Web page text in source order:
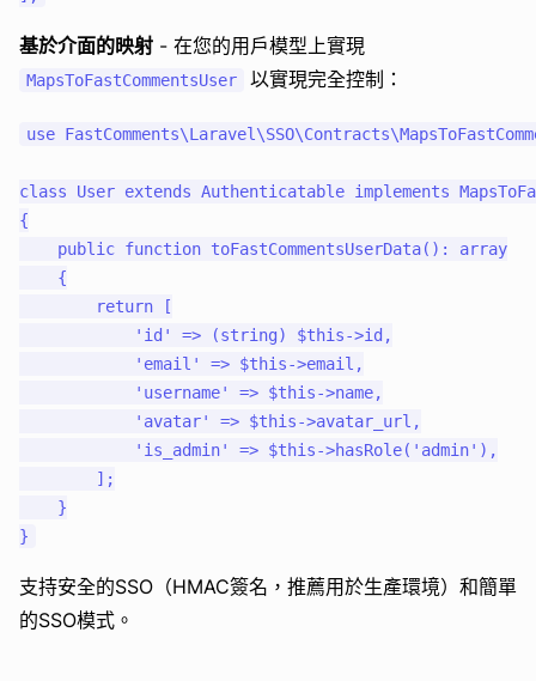
基於介面的映射 - 在您的用戶模型上實現
MapsToFastCommentsUser 以實現完全控制：
use
class User extends Authenticatable implements
{
    public function toFastCommentsUserData(): array
    {
        return [
            'id' => (string) $this->id,
            'email' => $this->email,
            'username' => $this->name,
            'avatar' => $this->avatar_url,
            'is_admin' => $this->hasRole('admin'),
        ];
    }
支持安全的SSO（HMAC簽名，推薦用於生產環境）和簡單
的SSO模式。